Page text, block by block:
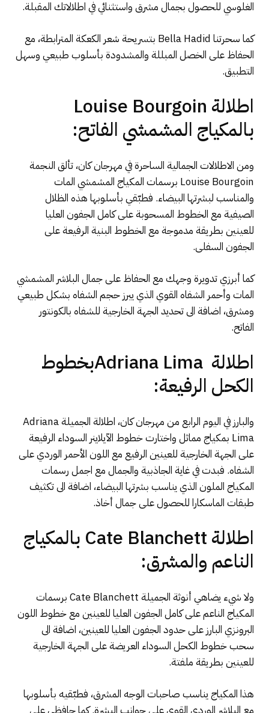
الغلوسي للحصول بجمال مشرق واستثنائي في اطلالاتك المقبلة.
كما سحرتنا Bella Hadid بتسريحة شعر الكعكة المترابطة، مع
الحفاظ على الخصل المبللة والمشدودة بأسلوب طبيعي وسهل
التطبيق.
اطلالة Louise Bourgoin
بالمكياج المشمشي الفاتح:
ومن الاطلالات الجمالية الساحرة في مهرجان كان، تألق النجمة
Louise Bourgoin برسمات المكياج المشمشي المات
والمناسب لبشرتها البيضاء. فطبّقي بأسلوبها هذه الظلال
الصيفية مع الخطوط المسحوبة على كامل الجفون العليا
للعينين بطريقة مدموجة مع الخطوط البنية الرفيعة على
الجفون السفلى.
كما أبرزي تدويرة وجهك مع الحفاظ على جمال البلاشر المشمشي
المات وأحمر الشفاه القوي الذي يبرز حجم الشفاه بشكل طبيعي
ومشرق، اضافة الى تحديد الجهة الخارجية للشفاه بالكونتور
الفاتح.
اطلالة Adriana Limaبخطوط
الكحل الرفيعة:
والبارز في اليوم الرابع من مهرجان كان، اطلالة الجميلة Adriana
Lima بمكياج مماثل واختارت خطوط الآيلاينر السوداء الرفيعة
على الجهة الخارجية للعينين الرفيع مع اللون الأحمر الوردي على
الشفاه. فبدت في غاية الجاذبية والجمال مع اجمل رسمات
المكياج الملون الذي يناسب بشرتها البيضاء، اضافة الى تكثيف
طبقات الماسكارا للحصول على جمال أخاذ.
اطلالة Cate Blanchett بالمكياج
الناعم والمشرق:
ولا شيء يضاهي أنوثة الجميلة Cate Blanchett برسمات
المكياج الناعم على كامل الجفون العليا للعينين مع خطوط اللون
البرونزي البارز على حدود الجفون العليا للعينين، اضافة الى
سحب خطوط الكحل السوداء العريضة على الجهة الخارجية
للعينين بطريقة ملفتة.
هذا المكياج يناسب صاحبات الوجه المشرق، فطبّقيه بأسلوبها